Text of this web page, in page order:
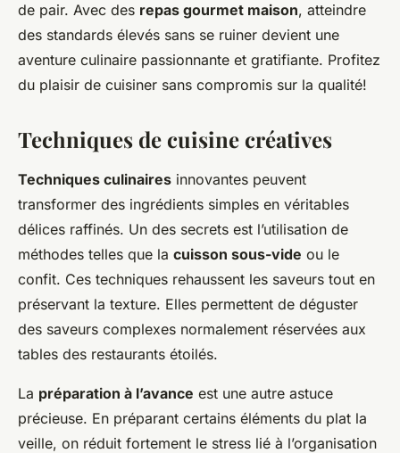
de pair. Avec des repas gourmet maison, atteindre
des standards élevés sans se ruiner devient une
aventure culinaire passionnante et gratifiante. Profitez
du plaisir de cuisiner sans compromis sur la qualité!
Techniques de cuisine créatives
Techniques culinaires innovantes peuvent
transformer des ingrédients simples en véritables
délices raffinés. Un des secrets est l’utilisation de
méthodes telles que la cuisson sous-vide ou le
confit. Ces techniques rehaussent les saveurs tout en
préservant la texture. Elles permettent de déguster
des saveurs complexes normalement réservées aux
tables des restaurants étoilés.
La préparation à l’avance est une autre astuce
précieuse. En préparant certains éléments du plat la
veille, on réduit fortement le stress lié à l’organisation